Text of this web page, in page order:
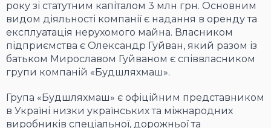
року зі статутним капіталом 3 млн грн. Основним
видом діяльності компанії є надання в оренду та
експлуатація нерухомого майна. Власником
підприємства є Олександр Гуйван, який разом із
батьком Мирославом Гуйваном є співвласником
групи компаній «Будшляхмаш».
Група «Будшляхмаш» є офіційним представником
в Україні низки українських та міжнародних
виробників спеціальної, дорожньої та